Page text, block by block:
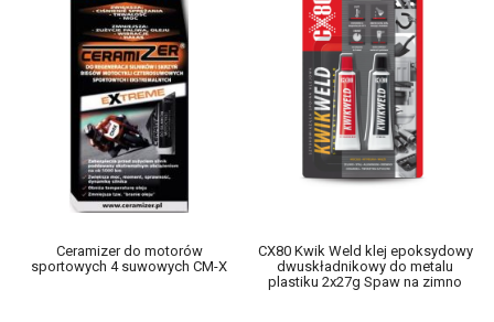
Ceramizer do motorów
sportowych 4 suwowych CM-X
CX80 Kwik Weld klej epoksydowy
dwuskładnikowy do metalu
plastiku 2x27g Spaw na zimno